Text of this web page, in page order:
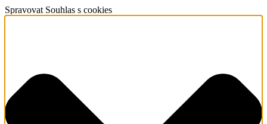
Spravovat Souhlas s cookies